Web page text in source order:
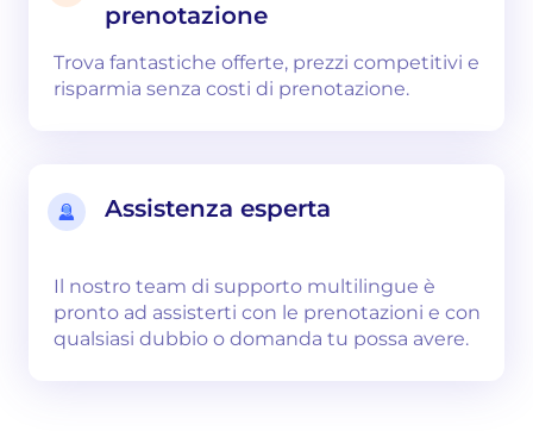
prenotazione
Trova fantastiche offerte, prezzi competitivi e
risparmia senza costi di prenotazione.
Assistenza esperta
Il nostro team di supporto multilingue è
pronto ad assisterti con le prenotazioni e con
qualsiasi dubbio o domanda tu possa avere.